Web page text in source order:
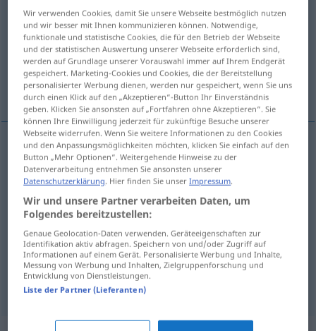
Einzugm <Einzug(e)s;-züge >
Übersicht aller Übersetzungen
(Für mehr Details die Übersetzung anklicken/antippen)
entrada instalación sangría
entradaf(en) Einzug in AKK
instalaciónf Einzug in eine Wohnung
sangríaf Einzug(≈ Papiereinzug)
Wir verwenden Cookies, damit Sie unsere Webseite bestmöglich nutzen
und wir besser mit Ihnen kommunizieren können. Notwendige,
funktionale und statistische Cookies, die für den Betrieb der Webseite
und der statistischen Auswertung unserer Webseite erforderlich sind,
werden auf Grundlage unserer Vorauswahl immer auf Ihrem Endgerät
gespeichert. Marketing-Cookies und Cookies, die der Bereitstellung
personalisierter Werbung dienen, werden nur gespeichert, wenn Sie uns
durch einen Klick auf den „Akzeptieren“-Button Ihr Einverständnis
geben. Klicken Sie ansonsten auf „Fortfahren ohne Akzeptieren“. Sie
können Ihre Einwilligung jederzeit für zukünftige Besuche unserer
Webseite widerrufen. Wenn Sie weitere Informationen zu den Cookies
und den Anpassungsmöglichkeiten möchten, klicken Sie einfach auf den
Button „Mehr Optionen“. Weitergehende Hinweise zu der
Datenverarbeitung entnehmen Sie ansonsten unserer
Datenschutzerklärung. Hier finden Sie unserImpressum.
Wir und unsere Partner verarbeiten Daten, um
Folgendes bereitzustellen:
Genaue Geolocation-Daten verwenden. Geräteeigenschaften zur
Identifikation aktiv abfragen. Speichern von und/oder Zugriff auf
Informationen auf einem Gerät. Personalisierte Werbung und Inhalte,
Messung von Werbung und Inhalten, Zielgruppenforschung und
Entwicklung von Dienstleistungen.
Liste der Partner (Lieferanten)